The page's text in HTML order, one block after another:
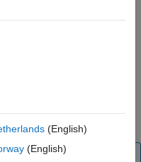
the client and server
server device(s) are
the server device(s) for
(English)
(English)